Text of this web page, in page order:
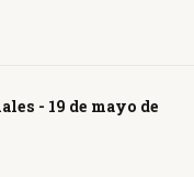
- 19 de mayo de